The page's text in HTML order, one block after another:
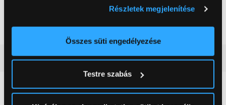
elhelyezkedéséről pár méteres pontossággal
Az Ön készülékén beazonosítása annak konkrét
módjairól és adja meg preferenciáit aRészletek
pontban. Bármikor módosíthatja vagy visszavonhatja a
Sütinyilatkozathoz való hozzájárulását.
Részletek megjelenítése
Összes süti engedélyezése
Testre szabás
kombinált hűtőszekrény
179 999 Ft
Vásárlói vélemények(0)
0